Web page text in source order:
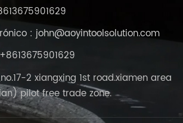
: john@aoyintoolsolution.com
2 xiangxing 1st road.xiamen area
pilot free trade zone.